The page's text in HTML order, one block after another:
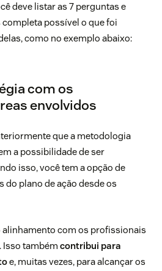
deve listar as 7 perguntas e
possível o que foi
como no exemplo abaixo:
com os
envolvidos
que a metodologia
a possibilidade de ser
isso, você tem a opção de
plano de ação desde os
alinhamento com os profissionais
Isso também contribui para
e, muitas vezes, para alcançar os